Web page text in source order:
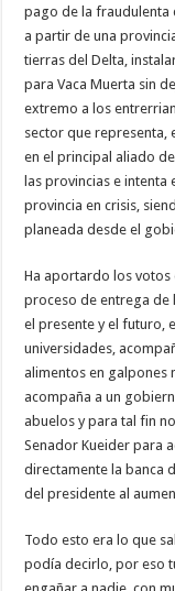
pago de la fraudulenta
a partir de una
tierras del Delta,
para Vaca Muerta sin
extremo a los
sector que representa,
en el principal aliado
las provincias e intenta
provincia en crisis,
planeada desde el
Ha aportardo los votos
proceso de entrega de
el presente y el futuro,
universidades,
alimentos en galpones
acompaña a un
abuelos y para tal fin
Senador Kueider para
directamente la banca
del presidente al
Todo esto era lo que
podía decirlo, por eso